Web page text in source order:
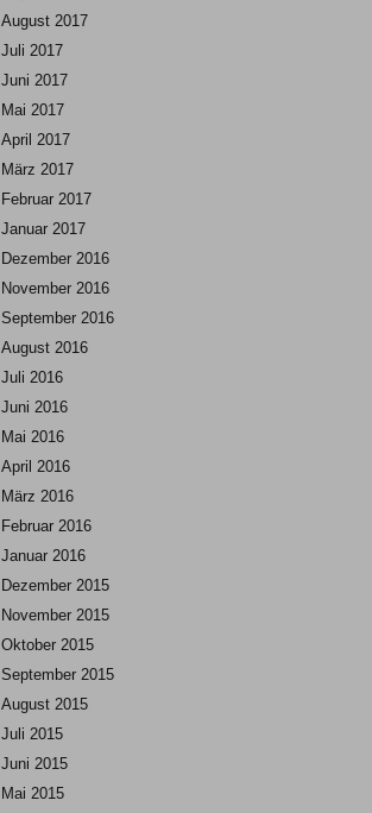
August 2017
Juli 2017
Juni 2017
Mai 2017
April 2017
März 2017
Februar 2017
Januar 2017
Dezember 2016
November 2016
September 2016
August 2016
Juli 2016
Juni 2016
Mai 2016
April 2016
März 2016
Februar 2016
Januar 2016
Dezember 2015
November 2015
Oktober 2015
September 2015
August 2015
Juli 2015
Juni 2015
Mai 2015